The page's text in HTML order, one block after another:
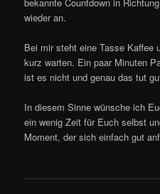
wieder an.
Bei mir steht eine Tasse Kaffee
kurz warten. Ein paar Minuten
ist es nicht und genau das tut
In diesem Sinne wünsche ich
ein wenig Zeit für Euch selbst
Moment, der sich einfach gut